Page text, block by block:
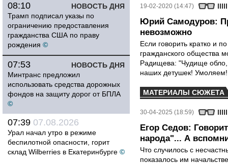
НОВОСТЬ ДНЯ
08:10
Трамп подписал указы по
ограничению предоставления
гражданства США по праву
рождения ©
НОВОСТЬ ДНЯ
07:53
Минтранс предложил
использовать средства дорожных
фондов на защиту дорог от БПЛА
©
07:39 07.08.2026
Урал начал утро в режиме
беспилотной опасности, горит
склад Wilberries в Екатеринбурге ©
19-02-2020 (14:47)
Юрий Самодуров:
невозможно
Если говорить кратко и
гражданского общества
Радищева: "Чудище
наших детушек!
МАТЕРИАЛЫ СЮЖЕТА
30-04-2025 (18:59)
Егор Седов:
народа"... А
Что случилось с
показалось им